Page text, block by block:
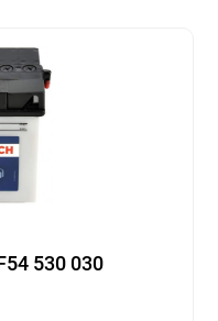
530 030